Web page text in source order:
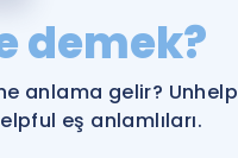
YDS ve YÖKDİL
YDS ve YÖKDİL'e
demek?
anlama gelir?
eş anlamlıları.